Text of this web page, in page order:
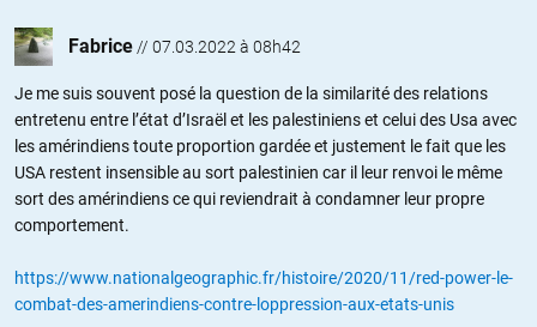
Fabrice // 07.03.2022 à 08h42
Je me suis souvent posé la question de la similarité des relations
entretenu entre l’état d’Israël et les palestiniens et celui des Usa avec
les amérindiens toute proportion gardée et justement le fait que les
USA restent insensible au sort palestinien car il leur renvoi le même
sort des amérindiens ce qui reviendrait à condamner leur propre
comportement.
https://www.nationalgeographic.fr/histoire/2020/11/red-power-le-
combat-des-amerindiens-contre-loppression-aux-etats-unis